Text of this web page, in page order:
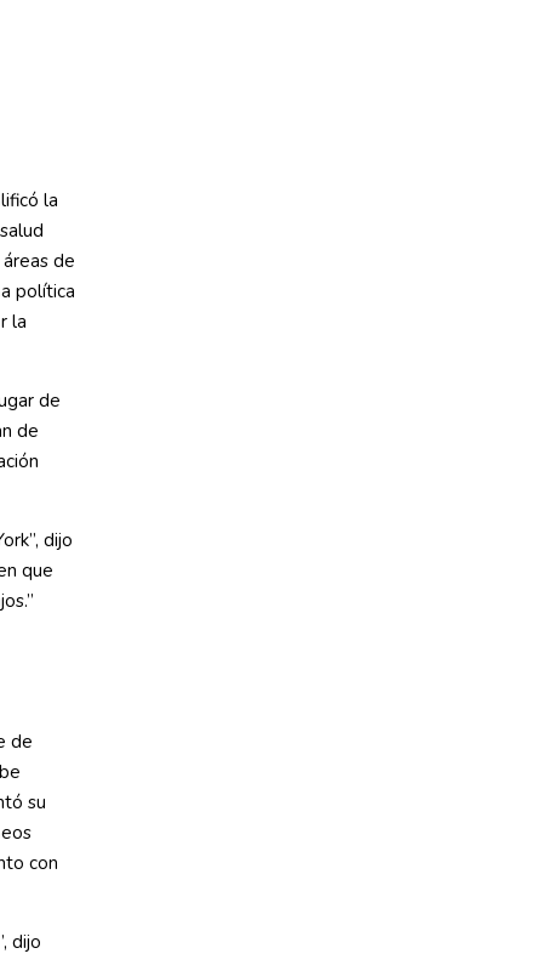
la
de
política
la
de
de
dijo
que
de
su
con
dijo